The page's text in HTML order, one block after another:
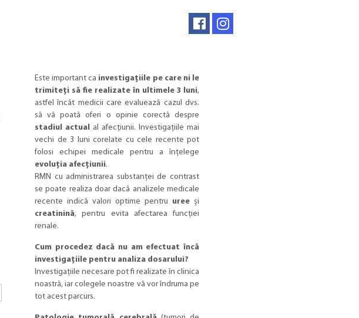
Este important ca investigațiile pe care ni le
trimiteți să fie realizate în ultimele 3 luni,
astfel încât medicii care evaluează cazul dvs.
să vă poată oferi o opinie corectă despre
stadiul actual al afecțiunii. Investigațiile mai
vechi de 3 luni corelate cu cele recente pot
folosi echipei medicale pentru a înțelege
evoluția afecțiunii.
RMN cu administrarea substanței de contrast
se poate realiza doar dacă analizele medicale
recente indică valori optime pentru uree și
creatinină, pentru evita afectarea funcției
renale.
Cum procedez dacă nu am efectuat încă
investigațiile pentru analiza dosarului?
Investigațiile necesare pot fi realizate în clinica
noastră, iar colegele noastre vă vor îndruma pe
tot acest parcurs.